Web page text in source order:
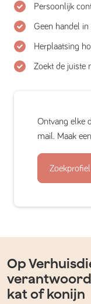
Persoonlijk
Geen handel in
Herplaatsing
Zoekt de juiste
Ontvang elke
mail. Maak
Op
kat of konijn